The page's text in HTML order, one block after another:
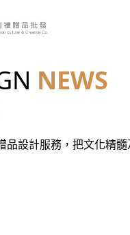
NEWS
品設計服務，把文化精